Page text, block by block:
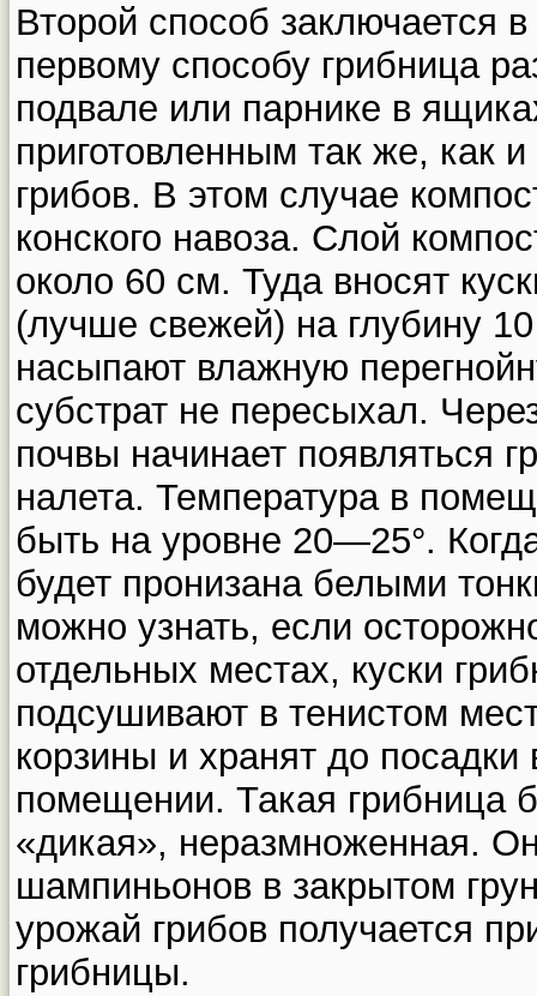
Второй способ заключается
первому способу грибница
подвале или парнике в
приготовленным так же, как
грибов. В этом случае
конского навоза. Слой
около 60 см. Туда вносят
(лучше свежей) на глубину
насыпают влажную
субстрат не пересыхал.
почвы начинает появляться
налета. Температура в
быть на уровне 20—25°.
будет пронизана белыми
можно узнать, если
отдельных местах, куски
подсушивают в тенистом
корзины и хранят до
помещении. Такая грибница
«дикая», неразмноженная.
шампиньонов в закрытом
урожай грибов получается
грибницы.